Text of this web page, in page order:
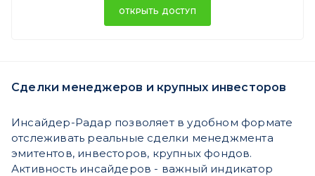
ОТКРЫТЬ ДОСТУП
Сделки менеджеров и крупных инвесторов
Инсайдер-Радар позволяет в удобном формате
отслеживать реальные сделки менеджмента
эмитентов, инвесторов, крупных фондов.
Активность инсайдеров - важный индикатор